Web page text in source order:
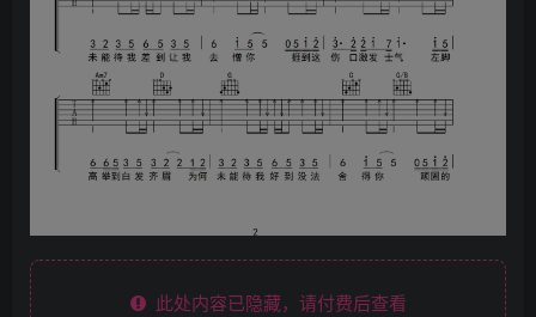
此处内容已隐藏，请付费后查看